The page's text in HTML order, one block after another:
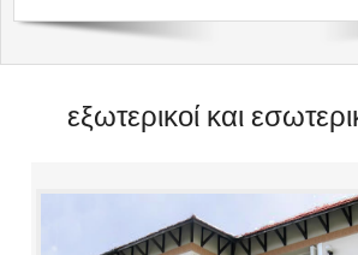
εξωτερικοί και